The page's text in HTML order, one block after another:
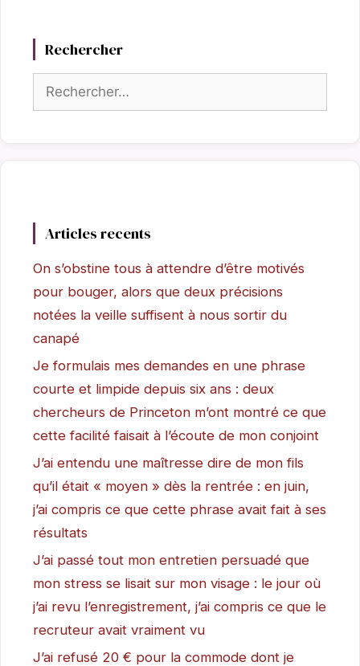
Rechercher
Rechercher :
Articles recents
On s’obstine tous à attendre d’être motivés
pour bouger, alors que deux précisions
notées la veille suffisent à nous sortir du
canapé
Je formulais mes demandes en une phrase
courte et limpide depuis six ans : deux
chercheurs de Princeton m’ont montré ce que
cette facilité faisait à l’écoute de mon conjoint
J’ai entendu une maîtresse dire de mon fils
qu’il était « moyen » dès la rentrée : en juin,
j’ai compris ce que cette phrase avait fait à ses
résultats
J’ai passé tout mon entretien persuadé que
mon stress se lisait sur mon visage : le jour où
j’ai revu l’enregistrement, j’ai compris ce que le
recruteur avait vraiment vu
J’ai refusé 20 € pour la commode dont je